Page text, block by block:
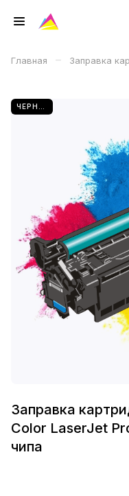
Главная – Заправка
Заправка
Color LaserJet
чипа